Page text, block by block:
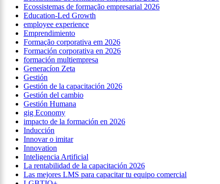
Ecossistemas de formação empresarial 2026
Education-Led Growth
employee experience
Emprendimiento
Formação corporativa em 2026
Formación corporativa en 2026
formación multiempresa
Generacíon Zeta
Gestión
Gestión de la capacitación 2026
Gestión del cambio
Gestión Humana
gig Economy
impacto de la formación en 2026
Inducción
Innovar o imitar
Innovation
Inteligencia Artificial
La rentabilidad de la capacitación 2026
Las mejores LMS para capacitar tu equipo comercial